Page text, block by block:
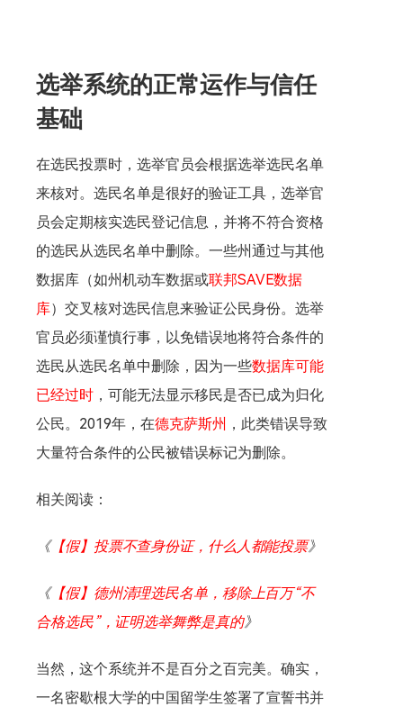
选举系统的正常运作与信任
基础
在选民投票时，选举官员会根据选举选民名单
来核对。选民名单是很好的验证工具，选举官
员会定期核实选民登记信息，并将不符合资格
的选民从选民名单中删除。一些州通过与其他
数据库（如州机动车数据或联邦SAVE数据
库）交叉核对选民信息来验证公民身份。选举
官员必须谨慎行事，以免错误地将符合条件的
选民从选民名单中删除，因为一些数据库可能
已经过时，可能无法显示移民是否已成为归化
公民。2019年，在德克萨斯州 ，此类错误导致
大量符合条件的公民被错误标记为删除。
相关阅读：
《【假】投票不查身份证，什么人都能投票》
《【假】德州清理选民名单，移除上百万“不
合格选民”，证明选举舞弊是真的》
当然，这个系统并不是百分之百完美。确实，
一名密歇根大学的中国留学生签署了宣誓书并